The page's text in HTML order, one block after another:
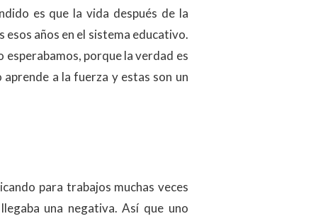
es que la vida después de la
años en el sistema educativo.
esperabamos, porque la verdad es
a la fuerza y estas son un
para trabajos muchas veces
una negativa. Así que uno